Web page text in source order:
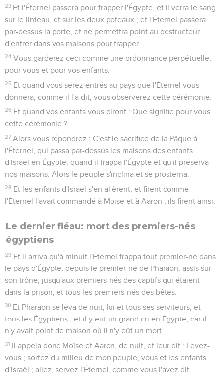
23 Et l'Éternel passera pour frapper l'Égypte, et il verra le sang
sur le linteau, et sur les deux poteaux ; et l'Éternel passera
par-dessus la porte, et ne permettra point au destructeur
d'entrer dans vos maisons pour frapper.
24 Vous garderez ceci comme une ordonnance perpétuelle,
pour vous et pour vos enfants.
25 Et quand vous serez entrés au pays que l'Éternel vous
donnera, comme il l'a dit, vous observerez cette cérémonie.
26 Et quand vos enfants vous diront : Que signifie pour vous
cette cérémonie ?
27 Alors vous répondrez : C'est le sacrifice de la Pâque à
l'Éternel, qui passa par-dessus les maisons des enfants
d'Israël en Égypte, quand il frappa l'Égypte et qu'il préserva
nos maisons. Alors le peuple s'inclina et se prosterna.
28 Et les enfants d'Israël s'en allèrent, et firent comme
l'Éternel l'avait commandé à Moïse et à Aaron ; ils firent ainsi.
Le dernier fléau: mort des premiers-nés
égyptiens
29 Et il arriva qu'à minuit l'Éternel frappa tout premier-né dans
le pays d'Égypte, depuis le premier-né de Pharaon, assis sur
son trône, jusqu'aux premiers-nés des captifs qui étaient
dans la prison, et tous les premiers-nés des bêtes.
30 Et Pharaon se leva de nuit, lui et tous ses serviteurs, et
tous les Égyptiens ; et il y eut un grand cri en Égypte, car il
n'y avait point de maison où il n'y eût un mort.
31 Il appela donc Moïse et Aaron, de nuit, et leur dit : Levez-
vous ; sortez du milieu de mon peuple, vous et les enfants
d'Israël ; allez, servez l'Éternel, comme vous l'avez dit.